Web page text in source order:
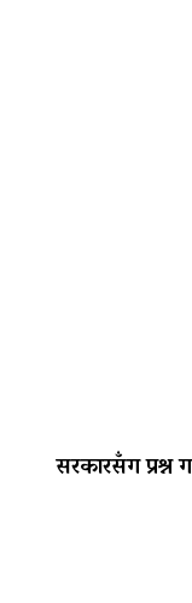
सरकारसँग प्रश्न